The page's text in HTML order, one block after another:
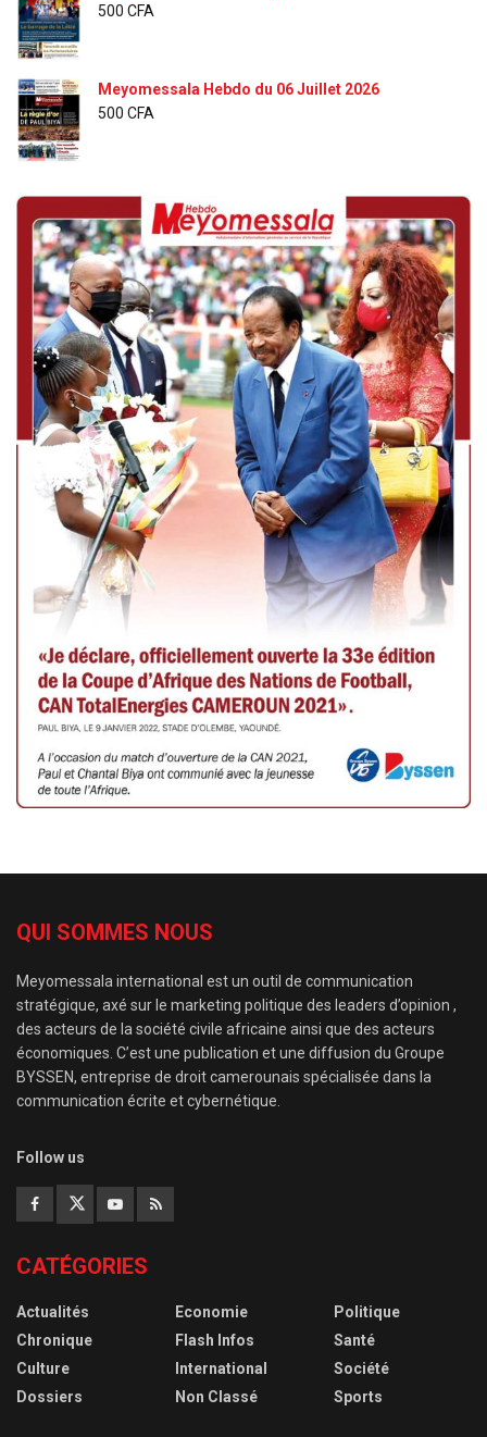
500 CFA
Meyomessala Hebdo du 06 Juillet 2026
500 CFA
QUI SOMMES NOUS
Meyomessala international est un outil de communication
stratégique, axé sur le marketing politique des leaders d’opinion ,
des acteurs de la société civile africaine ainsi que des acteurs
économiques. C’est une publication et une diffusion du Groupe
BYSSEN, entreprise de droit camerounais spécialisée dans la
communication écrite et cybernétique.
Follow us
CATÉGORIES
Actualités
Chronique
Culture
Dossiers
Economie
Flash Infos
International
Non Classé
Politique
Santé
Société
Sports